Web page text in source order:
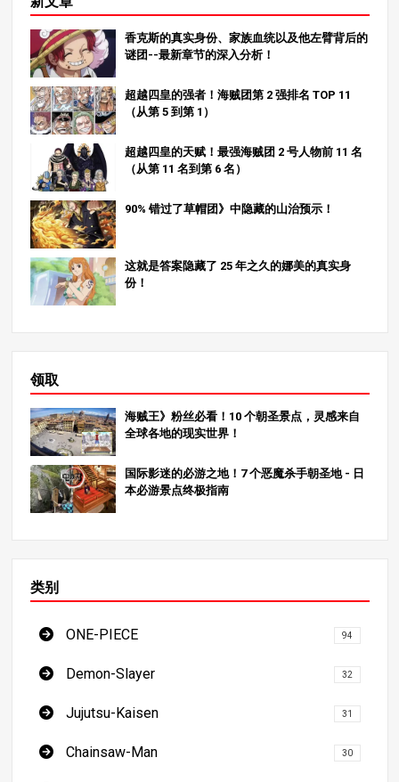
这些角色都拥有非凡的力量，他们未来的战斗将继续吸引
我们。 在 MangaZamurai，我们定期发布关于日本漫画的
有深度的文章，请务必查看我们的其他内容，深入了解
《海贼王》的迷人世界！
自于他的琐安型恶魔果实–龙龙之米，型号为 “翼龙”：这
颗果实赋予了他飞行的能力。此外，由于他的月星人血
统，他还拥有一种独特的火系能力，当他的火焰处于激活
状态时，几乎可以抵御任何攻击。 力量评估： 攻击力：国
王的空中和地面攻击都非常强大，使他在战斗中无所不
能。 防御力在火焰形态下，国王可以抵消大部分攻击，大
大增强了他的持久力。 在与佐罗的战斗中，King 的战略灵
防御能力仍然是他整体实力的重要组成部分。 7.第 6 名马
可（白胡子海贼团） 马可是白胡子海贼团的二号人物，由
于他能够利用 Tori Tori no Mi（模型）的力量再生，因此
被称为 “凤凰”：凤凰。他的再生能力让他变得异常强悍，
使他能够进行长时间的艰苦战斗，而不会轻易被击倒。 力
量评估： 攻击力：马可利用他的火焰进行攻击，而他的再
生能力使他能够承受长时间的战斗。 防御力：凭借凤凰般
的再生能力，马可拥有非凡的耐久力，即使在艰难的情况
下也能继续战斗。 马可惊人的再生能力使他成为一个可怕
个人都拥有独特的能力和强大的力量。从杀手和贝波到卡
在的问题是：他们接下来将面临怎样的战斗，又将如何继
续成长？ 在 MangaZamurai，我们致力于与世界分享对日
本漫画的深入分析。请务必查看我们的其他文章，深入了
解《海贼王》的广阔世界！
香克斯的真实身份、家族血统以及他左臂背后的
谜团--最新章节的深入分析！
超越四皇的强者！海贼团第 2 强排名 TOP 11
（从第 5 到第 1）
超越四皇的天赋！最强海贼团 2 号人物前 11 名
（从第 11 名到第 6 名）
90% 错过了草帽团》中隐藏的山治预示！
这就是答案隐藏了 25 年之久的娜美的真实身
份！
领取
海贼王》粉丝必看！10 个朝圣景点，灵感来自
全球各地的现实世界！
国际影迷的必游之地！7 个恶魔杀手朝圣地 - 日
本必游景点终极指南
类别
ONE-PIECE 94
Demon-Slayer 32
Jujutsu-Kaisen 31
Chainsaw-Man 30